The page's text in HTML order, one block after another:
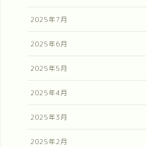
2025年7月
2025年6月
2025年5月
2025年4月
2025年3月
2025年2月